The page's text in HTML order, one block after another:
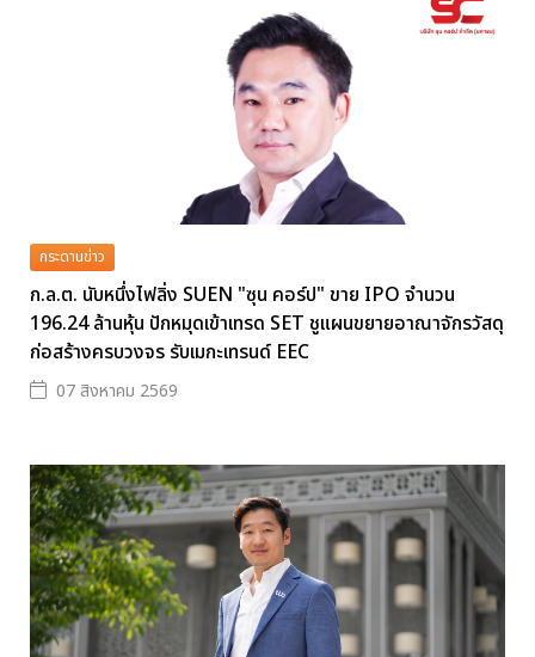
กระดานข่าว
ก.ล.ต. นับหนึ่งไฟลิ่ง SUEN "ซุน คอร์ป" ขาย IPO จำนวน
196.24 ล้านหุ้น ปักหมุดเข้าเทรด SET ชูแผนขยายอาณาจักรวัสดุ
ก่อสร้างครบวงจร รับเมกะเทรนด์ EEC
07 สิงหาคม 2569